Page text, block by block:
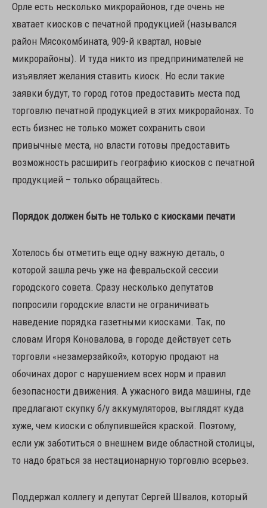
Орле есть несколько микрорайонов, где очень не
хватает киосков с печатной продукцией (назывался
район Мясокомбината, 909-й квартал, новые
микрорайоны). И туда никто из предпринимателей не
изъявляет желания ставить киоск. Но если такие
заявки будут, то город готов предоставить места под
торговлю печатной продукцией в этих микрорайонах. То
есть бизнес не только может сохранить свои
привычные места, но власти готовы предоставить
возможность расширить географию киосков с печатной
продукцией – только обращайтесь.
Порядок должен быть не только с киосками печати
Хотелось бы отметить еще одну важную деталь, о
которой зашла речь уже на февральской сессии
городского совета. Сразу несколько депутатов
попросили городские власти не ограничивать
наведение порядка газетными киосками. Так, по
словам Игоря Коновалова, в городе действует сеть
торговли «незамерзайкой», которую продают на
обочинах дорог с нарушением всех норм и правил
безопасности движения. А ужасного вида машины, где
предлагают скупку б/у аккумуляторов, выглядят куда
хуже, чем киоски с облупившейся краской. Поэтому,
если уж заботиться о внешнем виде областной столицы,
то надо браться за нестационарную торговлю всерьез.
Поддержал коллегу и депутат Сергей Швалов, который